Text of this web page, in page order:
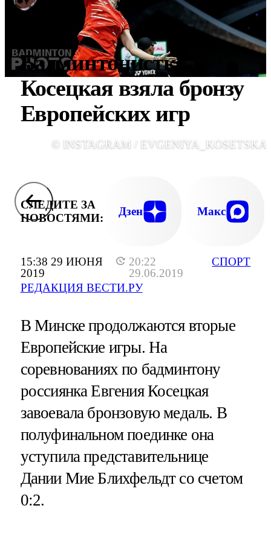
15:38 29 ИЮНЯ
2019
20:22
29.06.2019
РЕДАКЦИЯ ВЕСТИ.РУ
СПОРТ
Бадминтонистка
Косецкая взяла бронзу
Европейских игр
© INSTAGRAM /
СЛЕДИТЕ ЗА
НОВОСТЯМИ:
Дзен Макс
В Минске продолжаются вторые
Европейские игры. На
соревнованиях по бадминтону
россиянка Евгения Косецкая
завоевала бронзовую медаль. В
полуфинальном поединке она
уступила представительнице
Дании Мие Блихфельдт со счетом
0:2.